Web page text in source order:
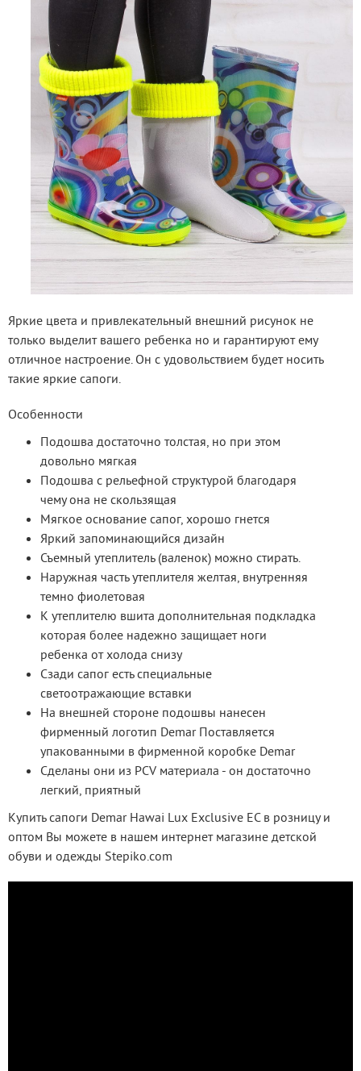
Яркие цвета и привлекательный внешний рисунок не
только выделит вашего ребенка но и гарантируют ему
отличное настроение. Он с удовольствием будет носить
такие яркие сапоги.
Особенности
Подошва достаточно толстая, но при этом
довольно мягкая
Подошва с рельефной структурой благодаря
чему она не скользящая
Мягкое основание сапог, хорошо гнется
Яркий запоминающийся дизайн
Съемный утеплитель (валенок) можно стирать.
Наружная часть утеплителя желтая, внутренняя
темно фиолетовая
К утеплителю вшита дополнительная подкладка
которая более надежно защищает ноги
ребенка от холода снизу
Сзади сапог есть специальные
светоотражающие вставки
На внешней стороне подошвы нанесен
фирменный логотип Demar Поставляется
упакованными в фирменной коробке Demar
Сделаны они из PCV материала - он достаточно
легкий, приятный
Купить сапоги Demar Hawai Lux Exclusive EC в розницу и
оптом Вы можете в нашем интернет магазине детской
обуви и одежды Stepiko.com